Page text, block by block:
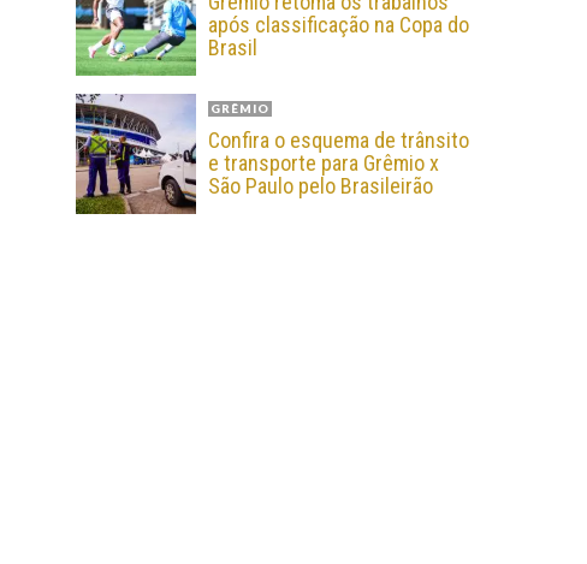
após classificação na Copa do
Brasil
GRÊMIO
Confira o esquema de trânsito
e transporte para Grêmio x
São Paulo pelo Brasileirão